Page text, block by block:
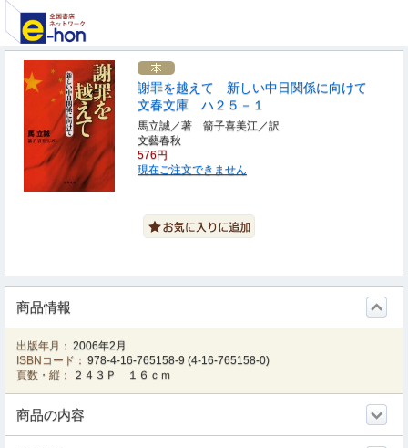
謝罪を越えて 新しい中日関係に向けて
文春文庫 ハ２５－１
馬立誠／著 箭子喜美江／訳
文藝春秋
576円
現在ご注文できません
商品情報
出版年月： 2006年2月
ISBNコード： 978-4-16-765158-9 (4-16-765158-0)
頁数・縦：
２４３Ｐ １６ｃｍ
商品の内容